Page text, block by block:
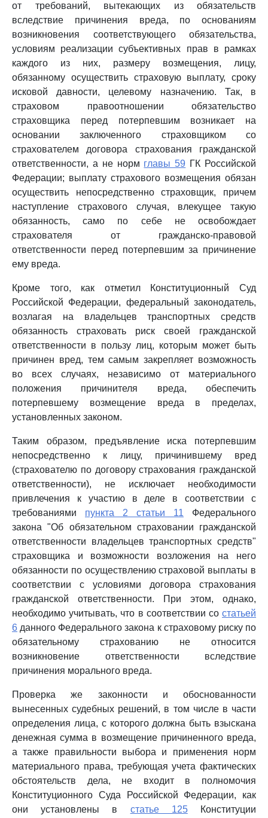
от требований, вытекающих из обязательств
вследствие причинения вреда, по основаниям
возникновения соответствующего обязательства,
условиям реализации субъективных прав в рамках
каждого из них, размеру возмещения, лицу,
обязанному осуществить страховую выплату, сроку
исковой давности, целевому назначению. Так, в
страховом правоотношении обязательство
страховщика перед потерпевшим возникает на
основании заключенного страховщиком со
страхователем договора страхования гражданской
ответственности, а не норм главы 59 ГК Российской
Федерации; выплату страхового возмещения обязан
осуществить непосредственно страховщик, причем
наступление страхового случая, влекущее такую
обязанность, само по себе не освобождает
страхователя от гражданско-правовой
ответственности перед потерпевшим за причинение
ему вреда.
Кроме того, как отметил Конституционный Суд
Российской Федерации, федеральный законодатель,
возлагая на владельцев транспортных средств
обязанность страховать риск своей гражданской
ответственности в пользу лиц, которым может быть
причинен вред, тем самым закрепляет возможность
во всех случаях, независимо от материального
положения причинителя вреда, обеспечить
потерпевшему возмещение вреда в пределах,
установленных законом.
Таким образом, предъявление иска потерпевшим
непосредственно к лицу, причинившему вред
(страхователю по договору страхования гражданской
ответственности), не исключает необходимости
привлечения к участию в деле в соответствии с
требованиями пункта 2 статьи 11 Федерального
закона "Об обязательном страховании гражданской
ответственности владельцев транспортных средств"
страховщика и возможности возложения на него
обязанности по осуществлению страховой выплаты в
соответствии с условиями договора страхования
гражданской ответственности. При этом, однако,
необходимо учитывать, что в соответствии со статьей
6 данного Федерального закона к страховому риску по
обязательному страхованию не относится
возникновение ответственности вследствие
причинения морального вреда.
Проверка же законности и обоснованности
вынесенных судебных решений, в том числе в части
определения лица, с которого должна быть взыскана
денежная сумма в возмещение причиненного вреда,
а также правильности выбора и применения норм
материального права, требующая учета фактических
обстоятельств дела, не входит в полномочия
Конституционного Суда Российской Федерации, как
они установлены в статье 125Конституции